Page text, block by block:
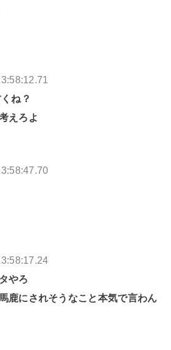
ね？
えろよ
やろ
鹿にされそうなこと本気で言わん